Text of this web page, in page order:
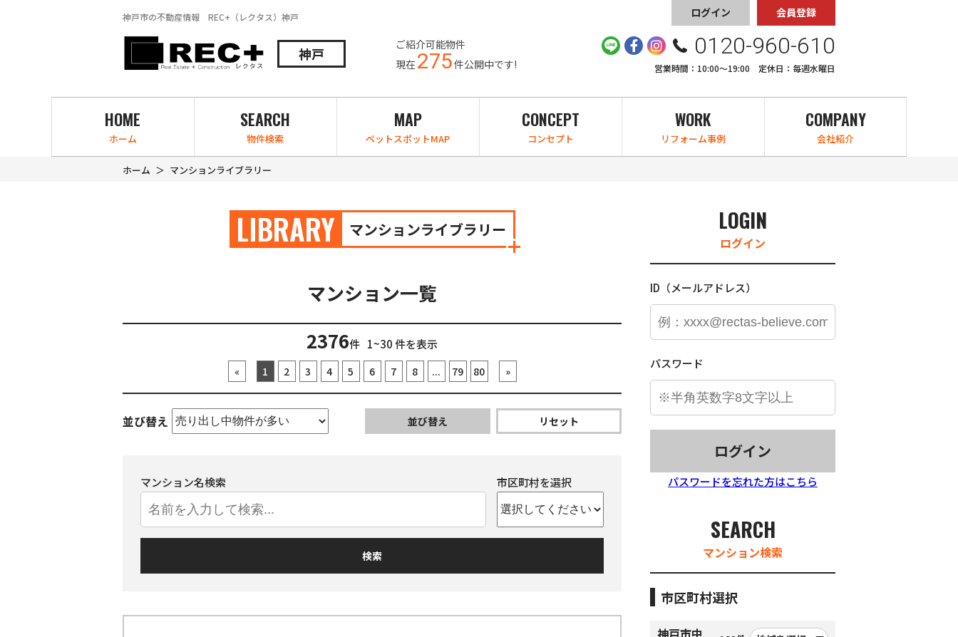
神戸市の不動産情報 REC+（レクタス）神戸
神戸
ご紹介可能物件
現在275件公開中です!
ログイン 会員登録
0120-960-610
営業時間：10:00〜19:00 定休日：毎週水曜日
HOME
ホーム
SEARCH
物件検索
MAP
ペットスポットMAP
CONCEPT
コンセプト
WORK
リフォーム事例
COMPANY
会社紹介
ホーム マンションライブラリー
LIBRARY マンションライブラリー
マンション一覧
2376件 1~30 件を表示
« 1 2 3 4 5 6 7 8 ... 79 80 »
並び替え 並び替え リセット
マンション名検索 市区町村を選択
検索
LOGIN
ログイン
ID（メールアドレス）
パスワード
ログイン
パスワードを忘れた方はこちら
SEARCH
マンション検索
市区町村選択